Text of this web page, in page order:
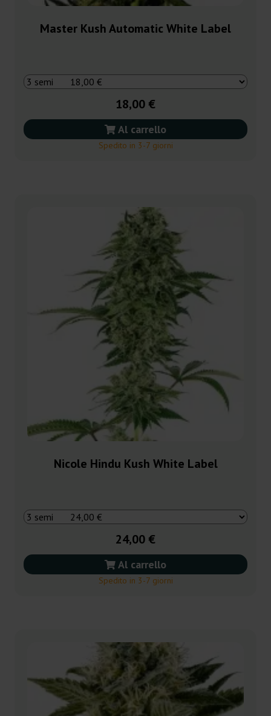
Master Kush Automatic White Label
18,00 €
Al carrello
Spedito in 3-7 giorni
Nicole Hindu Kush White Label
24,00 €
Al carrello
Spedito in 3-7 giorni